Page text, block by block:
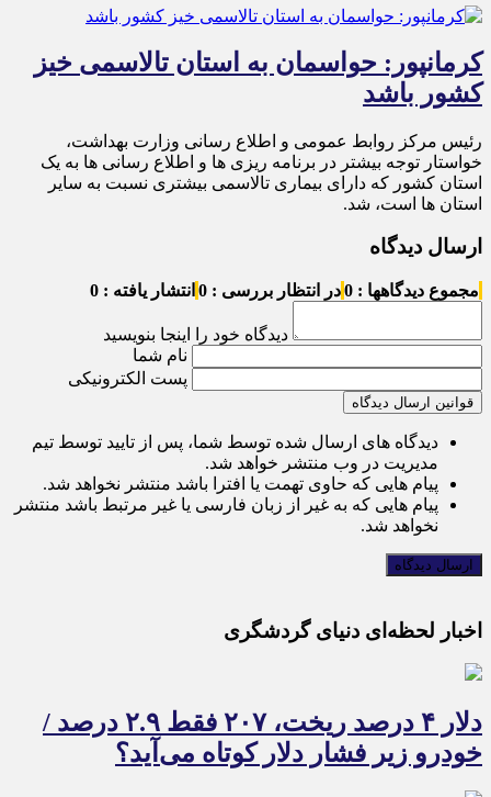
کرمانپور: حواسمان به استان تالاسمی خیز
کشور باشد
رئیس مرکز روابط عمومی و اطلاع رسانی وزارت بهداشت،
خواستار توجه بیشتر در برنامه ریزی ها و اطلاع رسانی ها به یک
استان کشور که دارای بیماری تالاسمی بیشتری نسبت به سایر
استان ها است، شد.
ارسال دیدگاه
مجموع دیدگاهها : 0 در انتظار بررسی : 0 انتشار یافته : 0
دیدگاه خود را اینجا بنویسید
نام شما
پست الکترونیکی
قوانین ارسال دیدگاه
دیدگاه های ارسال شده توسط شما، پس از تایید توسط تیم
مدیریت در وب منتشر خواهد شد.
پیام هایی که حاوی تهمت یا افترا باشد منتشر نخواهد شد.
پیام هایی که به غیر از زبان فارسی یا غیر مرتبط باشد منتشر
نخواهد شد.
اخبار لحظه‌ای دنیای گردشگری
دلار ۴ درصد ریخت، ۲۰۷ فقط ۲.۹ درصد /
خودرو زیر فشار دلار کوتاه می‌آید؟